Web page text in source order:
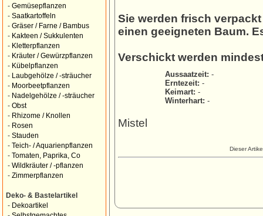
- Gemüsepflanzen
- Saatkartoffeln
- Gräser / Farne / Bambus
- Kakteen / Sukkulenten
- Kletterpflanzen
- Kräuter / Gewürzpflanzen
- Kübelpflanzen
-
Laubgehölze / -sträucher
- Moorbeetpflanzen
- Nadelgehölze / -sträucher
- Obst
- Rhizome / Knollen
- Rosen
- Stauden
- Teich- / Aquarienpflanzen
- Tomaten, Paprika, Co
- Wildkräuter / -pflanzen
- Zimmerpflanzen
Deko- & Bastelartikel
- Dekoartikel
Sie werden frisch
einen geeigneten Baum.
Verschickt werden
Aussaatzeit: -
Erntezeit: -
Keimart: -
Winterhart: -
Mistel
Dieser